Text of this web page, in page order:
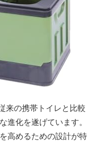
来の携帯トイレと比較
進化を遂げています。
高めるための設計が特